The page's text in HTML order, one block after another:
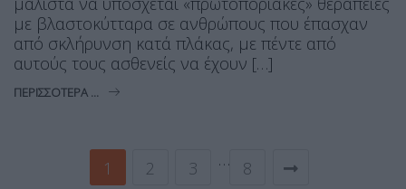
με βλαστοκύτταρα σε ανθρώπους που έπασχαν
από σκλήρυνση κατά πλάκας, με πέντε από
αυτούς τους ασθενείς να έχουν […]
ΠΕΡΙΣΣΌΤΕΡΑ ...
1 2 3 … 8